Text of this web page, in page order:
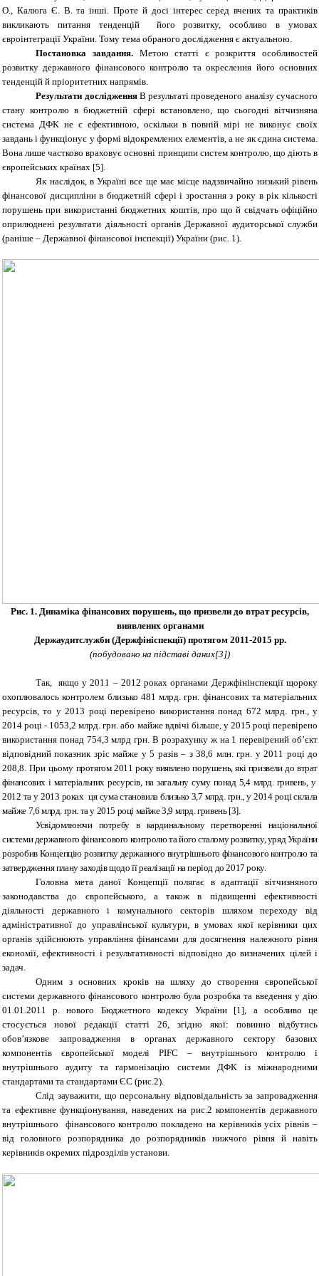
О., Калюга Є. В. та інші. Проте й досі інтерес серед вчених та практиків
викликають питання тенденцій його розвитку, особливо в умовах
євроінтеграції України. Тому тема обраного дослідження є актуальною.
Постановка завдання. Метою статті є розкриття особливостей
розвитку державного фінансового контролю та окреслення його основних
тенденцій й пріоритетних напрямів.
Результати дослідженняВ результаті проведеного аналізу сучасного
стану контролю в бюджетній сфері встановлено, що сьогодні вітчизняна
система ДФК не є ефективною, оскільки в повній мірі не виконує своїх
завдань і функціонує у формі відокремлених елементів, а не як єдина система.
Вона лише частково враховує основні принципи систем контролю, що діють в
європейських країнах [5].
Як наслідок, в Україні все ще має місце надзвичайно низький рівень
фінансової дисципліни в бюджетній сфері і зростання з року в рік кількості
порушень при використанні бюджетних коштів, про що й свідчать офіційно
оприлюднені результати діяльності органів Державної аудиторської служби
(раніше – Державної фінансової інспекції) України (рис. 1).
Рис. 1. Динаміка фінансових порушень, що призвели до втрат ресурсів,
виявлених органами
Держаудитслужби (Держфініспекції) протягом 2011-2015 рр.
(побудовано на підставі даних[3])
Так, якщо у 2011 – 2012 роках органами Держфінінспекції щороку
охоплювалось контролем близько 481 млрд. грн. фінансових та матеріальних
ресурсів, то у 2013 році перевірено використання понад 672 млрд. грн., у
2014 році - 1053,2 млрд. грн. або майже вдвічі більше, у 2015 році перевірено
використання понад 754,3 млрд грн. В розрахунку ж на 1 перевірений об’єкт
відповідний показник зріс майже у 5 разів – з 38,6 млн. грн. у 2011 році до
208,8. При цьому протягом 2011 року виявлено порушень, які призвели до втрат
фінансових і матеріальних ресурсів, на загальну суму понад 5,4 млрд. гривень, у
2012 та у 2013 роках ця сума становила близько 3,7 млрд. грн., у 2014 році склала
майже 7,6 млрд. грн. та у 2015 році майже 3,9 млрд. гривень [3].
Усвідомлюючи потребу в кардинальному перетворенні національної
системи державного фінансового контролю та його сталому розвитку, уряд України
розробив Концепцію розвитку державного внутрішнього фінансового контролю та
затвердження плану заходів щодо її реалізації на період до 2017 року.
Головна метаданої Концепції полягає в адаптації вітчизняного
законодавства до європейського, а також в підвищенні ефективності
діяльності державного і комунального секторів шляхом переходу від
адміністративної до управлінської культури, в умовах якої керівники цих
органів здійснюють управління фінансами для досягнення належного рівня
економії, ефективності і результативності відповідно до визначених цілей і
задач.
Одним з основних кроків на шляху до створення європейської
системи державного фінансового контролю була розробка та введення у дію
01.01.2011 р. нового Бюджетного кодексу України [1], а особливо це
стосується нової редакції статті 26, згідно якої: повинно відбутись
обов’язкове запровадження в органах державного сектору базових
компонентів європейської моделі PIFC – внутрішнього контролю і
внутрішнього аудиту та гармонізацію системи ДФК із міжнародними
стандартами та стандартами ЄС (рис.2).
Слід зауважити, що персональну відповідальність за запровадження
та ефективне функціонування, наведених на рис.2 компонентів державного
внутрішнього фінансового контролю покладено на керівників усіх рівнів –
від головного розпорядника до розпорядників нижчого рівня й навіть
керівників окремих підрозділів установи.